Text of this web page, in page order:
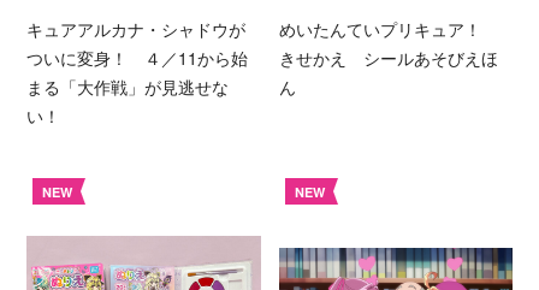
キュアアルカナ・シャドウが
ついに変身！ ４／11から始
まる「大作戦」が見逃せな
い！
めいたんていプリキュア！
きせかえ シールあそびえほ
ん
NEW NEW